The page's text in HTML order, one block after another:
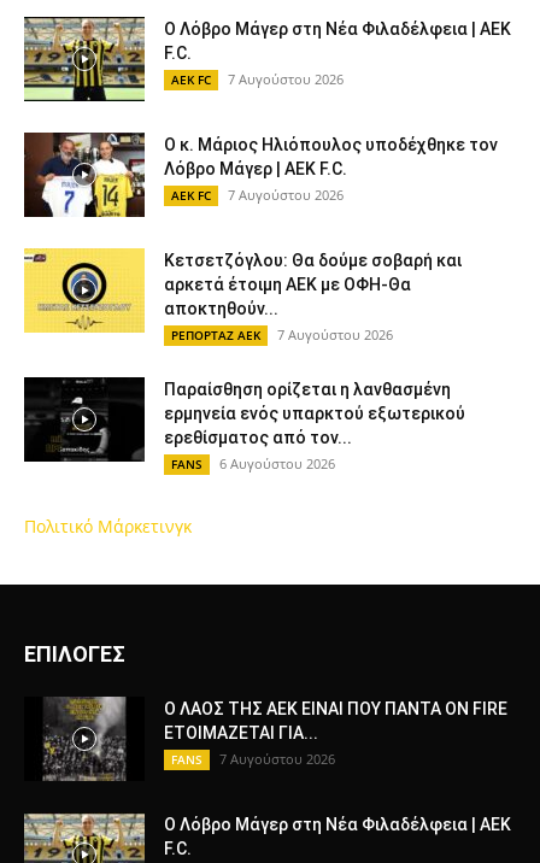
Ο Λόβρο Μάγερ στη Νέα Φιλαδέλφεια | AEK
F.C.
AEK FC 7 Αυγούστου 2026
Ο κ. Μάριος Ηλιόπουλος υποδέχθηκε τον
Λόβρο Μάγερ | AEK F.C.
AEK FC 7 Αυγούστου 2026
Κετσετζόγλου: Θα δούμε σοβαρή και
αρκετά έτοιμη ΑΕΚ με ΟΦΗ-Θα
αποκτηθούν...
ΡΕΠΟΡΤΑΖ ΑΕΚ 7 Αυγούστου 2026
Παραίσθηση ορίζεται η λανθασμένη
ερμηνεία ενός υπαρκτού εξωτερικού
ερεθίσματος από τον...
FANS 6 Αυγούστου 2026
Πολιτικό Μάρκετινγκ
ΕΠΙΛΟΓΕΣ
Ο ΛΑΟΣ ΤΗΣ ΑΕΚ ΕΙΝΑΙ ΠΟΥ ΠΑΝΤΑ ON FIRE
ΕΤΟΙΜΑΖΕΤΑΙ ΓΙΑ...
FANS 7 Αυγούστου 2026
Ο Λόβρο Μάγερ στη Νέα Φιλαδέλφεια | AEK
F.C.